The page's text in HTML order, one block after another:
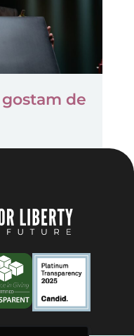
de